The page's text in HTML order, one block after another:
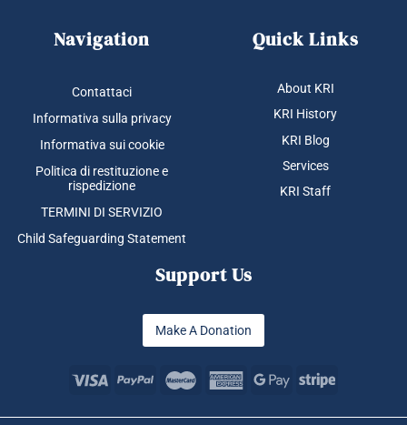
Navigation
Contattaci
Informativa sulla privacy
Informativa sui cookie
Politica di restituzione e
rispedizione
TERMINI DI SERVIZIO
Child Safeguarding Statement
Quick Links
About KRI
KRI History
KRI Blog
Services
KRI Staff
Support Us
Make A Donation